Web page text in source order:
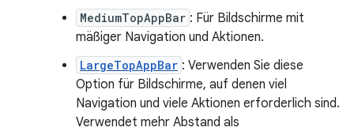
MediumTopAppBar : Für Bildschirme mit
mäßiger Navigation und Aktionen.
LargeTopAppBar : Verwenden Sie diese
Option für Bildschirme, auf denen viel
Navigation und viele Aktionen erforderlich sind.
Verwendet mehr Abstand als